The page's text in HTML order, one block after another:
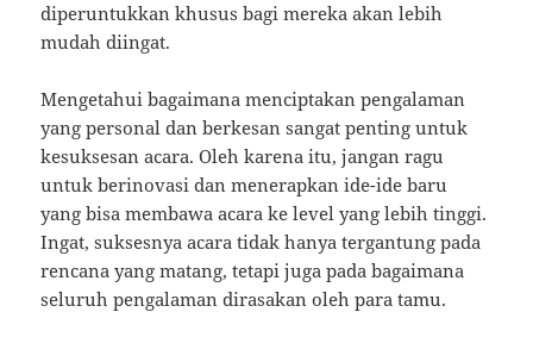
diperuntukkan khusus bagi mereka akan lebih
mudah diingat.
Mengetahui bagaimana menciptakan pengalaman
yang personal dan berkesan sangat penting untuk
kesuksesan acara. Oleh karena itu, jangan ragu
untuk berinovasi dan menerapkan ide-ide baru
yang bisa membawa acara ke level yang lebih tinggi.
Ingat, suksesnya acara tidak hanya tergantung pada
rencana yang matang, tetapi juga pada bagaimana
seluruh pengalaman dirasakan oleh para tamu.